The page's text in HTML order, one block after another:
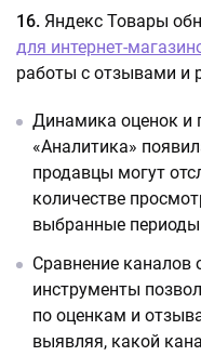
16. Яндекс Товары
для интернет-
работы с отзывами и
Динамика оценок и
«Аналитика»
продавцы могут
количестве
выбранные
Сравнение каналов
инструменты
по оценкам и
выявляя, какой